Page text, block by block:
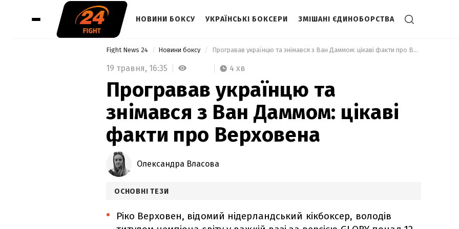
НОВИНИ БОКСУ УКРАЇНСЬКІ БОКСЕРИ ЗМІШАНІ ЄДИНОБОРСТВА
Fight News 24 Новини боксу Програвав українцю та знімався з Ван Даммом: цікаві факти про Верховена
19 травня, 16:35 4 хв
Програвав українцю та
знімався з Ван Даммом: цікаві
факти про Верховена
Олександра Власова
ОСНОВНІ ТЕЗИ
Ріко Верховен, відомий нідерландський кікбоксер, володів